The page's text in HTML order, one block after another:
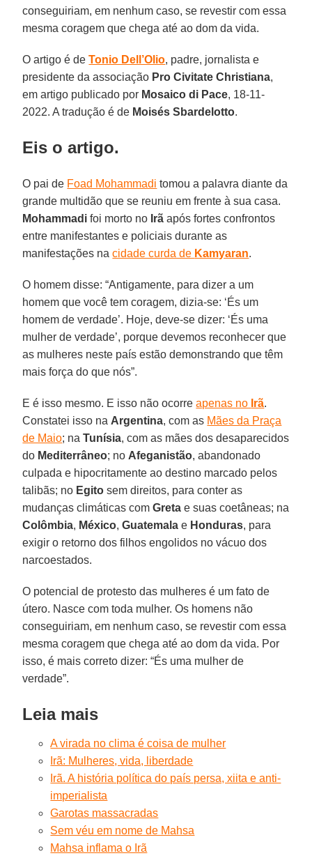
conseguiriam, em nenhum caso, se revestir com essa
mesma coragem que chega até ao dom da vida.
O artigo é deTonio Dell’Olio, padre, jornalista e
presidente da associação Pro Civitate Christiana,
em artigo publicado por Mosaico di Pace, 18-11-
2022. A tradução é de Moisés Sbardelotto.
Eis o artigo.
O pai de Foad Mohammadi tomou a palavra diante da
grande multidão que se reuniu em frente à sua casa.
Mohammadi foi morto no Irã após fortes confrontos
entre manifestantes e policiais durante as
manifestações nacidade curda de Kamyaran.
O homem disse: “Antigamente, para dizer a um
homem que você tem coragem, dizia-se: ‘És um
homem de verdade’. Hoje, deve-se dizer: ‘És uma
mulher de verdade’, porque devemos reconhecer que
as mulheres neste país estão demonstrando que têm
mais força do que nós”.
E é isso mesmo. E isso não ocorreapenas no Irã.
Constatei isso na Argentina, com as Mães da Praça
de Maio; naTunísia, com as mães dos desaparecidos
do Mediterrâneo; no Afeganistão, abandonado
culpada e hipocritamente ao destino marcado pelos
talibãs; no Egito sem direitos, para conter as
mudanças climáticas comGreta e suas coetâneas; na
Colômbia, México,Guatemala e Honduras, para
exigir o retorno dos filhos engolidos no vácuo dos
narcoestados.
O potencial de protesto das mulheres é um fato de
útero. Nasce com toda mulher. Os homens não
conseguiriam, em nenhum caso, se revestir com essa
mesma coragem que chega até ao dom da vida. Por
isso, é mais correto dizer: “És uma mulher de
verdade”.
Leia mais
A virada no clima é coisa de mulher
Irã: Mulheres, vida, liberdade
Irã. A história política do país persa, xiita e anti-
imperialista
Garotas massacradas
Sem véu em nome de Mahsa
Mahsa inflama o Irã